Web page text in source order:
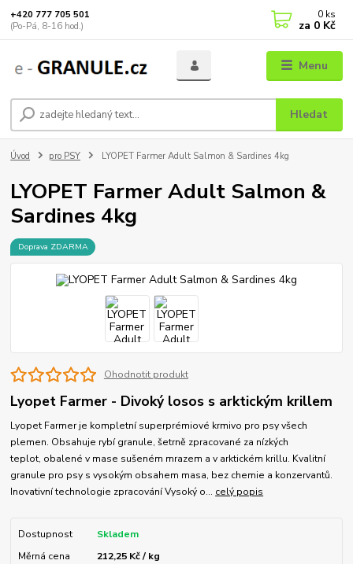
Menu
Hledat
+420 777 705 501
(Po-Pá, 8-16 hod.)
0 ks
za 0 Kč
Úvod pro PSY LYOPET Farmer Adult Salmon & Sardines 4kg
LYOPET Farmer Adult Salmon &
Sardines 4kg
Doprava ZDARMA
Ohodnotit produkt
Lyopet Farmer - Divoký losos s arktickým krillem
Lyopet Farmer je kompletní superprémiové krmivo pro psy všech
plemen. Obsahuje rybí granule, šetrně zpracované za nízkých
teplot, obalené v mase sušeném mrazem a v arktickém krillu. Kvalitní
granule pro psy s vysokým obsahem masa, bez chemie a konzervantů.
Inovativní technologie zpracování Vysoký o... celý popis
Dostupnost
Skladem
Měrná cena
212,25 Kč / kg